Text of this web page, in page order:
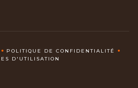
POLITIQUE DE CONFIDENTIALITÉ
D'UTILISATION